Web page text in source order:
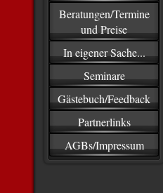
Beratungen/Termine
und Preise
In eigener Sache...
Seminare
Gästebuch/Feedback
Partnerlinks
AGBs/Impressum